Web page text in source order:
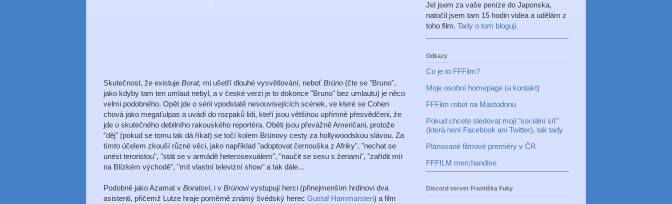
Skutečnost, že existuje Borat, mi ušetří dlouhé vysvětlování, neboť Brüno (čte se "Bruno",
jako kdyby tam ten umlaut nebyl, a v české verzi je to dokonce "Bruno" bez umlautu) je něco
velmi podobného. Opět jde o sérii vpodstatě nesouvisejících scének, ve které se Cohen
chová jako megaťulpas a uvádí do rozpaků lidi, kteří jsou většinou upřímně přesvědčeni, že
jde o skutečného debilního rakouského reportéra. Oběti jsou převážně Američani, protože
"děj" (pokud se tomu tak dá říkat) se točí kolem Brünovy cesty za hollywoodskou slávou. Za
tímto účelem zkouší různé věci, jako například "adoptovat černouška z Afriky", "nechat se
unést teroristou", "stát se v armádě heterosexuálem", "naučit se sexu s ženami", "zařídit mír
na Blízkém východě", "mít vlastní televizní show" a tak dále...
Podobně jako Azamat v Boratovi, i v Brünovivystupují herci (přinejmenším hrdinovi dva
asistenti, přičemž Lutze hraje poměrně známý švédský herec Gustaf Hammarsten) a film
Jel jsem za vaše peníze do Japonska,
natočil jsem tam 15 hodin videa a udělám z
toho film. Tady o tom bloguji.
Odkazy
Co je to FFFilm?
Moje osobní homepage (a kontakt)
FFFilm robot na Mastodonu
Pokud chcete sledovat moji "sociální síť"
(která není Facebook ani Twitter), tak tady
Plánované filmové premiéry v ČR
FFFILM merchandise
Discord server Františka Fuky